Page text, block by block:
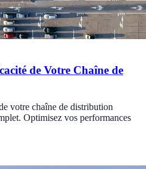
de Votre Chaîne de
votre chaîne de distribution
Optimisez vos performances